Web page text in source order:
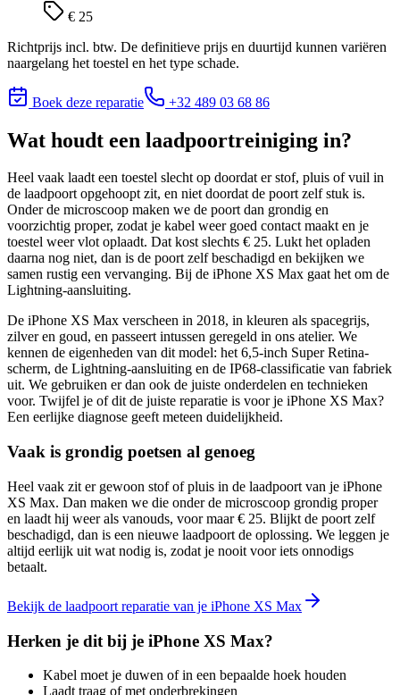
€ 25
Richtprijs incl. btw. De definitieve prijs en duurtijd kunnen variëren
naargelang het toestel en het type schade.
Boek deze reparatie +32 489 03 68 86
Wat houdt een laadpoortreiniging in?
Heel vaak laadt een toestel slecht op doordat er stof, pluis of vuil in
de laadpoort opgehoopt zit, en niet doordat de poort zelf stuk is.
Onder de microscoop maken we de poort dan grondig en
voorzichtig proper, zodat je kabel weer goed contact maakt en je
toestel weer vlot oplaadt. Dat kost slechts € 25. Lukt het opladen
daarna nog niet, dan is de poort zelf beschadigd en bekijken we
samen rustig een vervanging. Bij de iPhone XS Max gaat het om de
Lightning-aansluiting.
De iPhone XS Max verscheen in 2018, in kleuren als spacegrijs,
zilver en goud, en passeert intussen geregeld in ons atelier. We
kennen de eigenheden van dit model: het 6,5-inch Super Retina-
scherm, de Lightning-aansluiting en de IP68-classificatie van fabriek
uit. We gebruiken er dan ook de juiste onderdelen en technieken
voor. Twijfel je of dit de juiste reparatie is voor je iPhone XS Max?
Een eerlijke diagnose geeft meteen duidelijkheid.
Vaak is grondig poetsen al genoeg
Heel vaak zit er gewoon stof of pluis in de laadpoort van je iPhone
XS Max. Dan maken we die onder de microscoop grondig proper
en laadt hij weer als vanouds, voor maar € 25. Blijkt de poort zelf
beschadigd, dan is een nieuwe laadpoort de oplossing. We leggen je
altijd eerlijk uit wat nodig is, zodat je nooit voor iets onnodigs
betaalt.
Bekijk de laadpoort reparatie van je iPhone XS Max
Herken je dit bij je iPhone XS Max?
Kabel moet je duwen of in een bepaalde hoek houden
Laadt traag of met onderbrekingen